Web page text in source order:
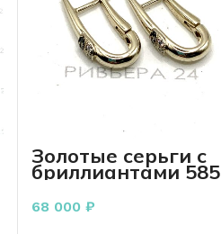
Золотые серьги с
бриллиантами 585
пробы 5.24 грамма
68 000₽